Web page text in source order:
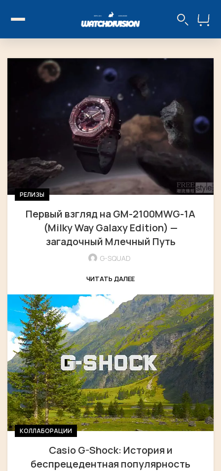
РЕЛИЗЫ
Первый взгляд на GM-2100MWG-1A
(Milky Way Galaxy Edition) —
загадочный Млечный Путь
G-SQUAD
ЧИТАТЬ ДАЛЕЕ
КОЛЛАБОРАЦИИ
Casio G-Shock: История и
беспрецедентная популярность